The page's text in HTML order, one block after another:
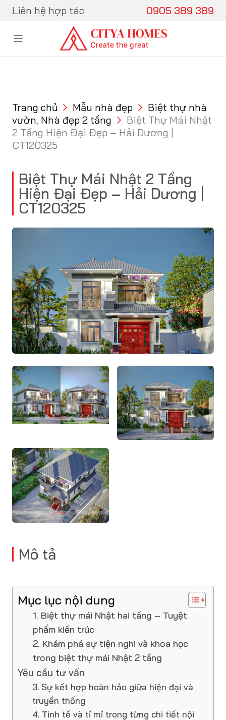
Skip to content
Liên hệ hợp tác 0905 389 389
Trang chủ Mẫu nhà đẹp
Biệt thự nhà
vườn, Nhà đẹp 2 tầng
Biệt Thự Mái Nhật
2 Tầng Hiện Đại Đẹp – Hải Dương |
CT120325
Biệt Thự Mái Nhật 2 Tầng
Hiện Đại Đẹp – Hải Dương |
CT120325
Mô tả
Mục lục nội dung
1. Biệt thự mái Nhật hai tầng – Tuyệt
phẩm kiến trúc
2. Khám phá sự tiện nghi và khoa học
trong biệt thự mái Nhật 2 tầng
Yêu cầu tư vấn
3. Sự kết hợp hoàn hảo giữa hiện đại và
truyền thống
4. Tinh tế và tỉ mỉ trong từng chi tiết nội